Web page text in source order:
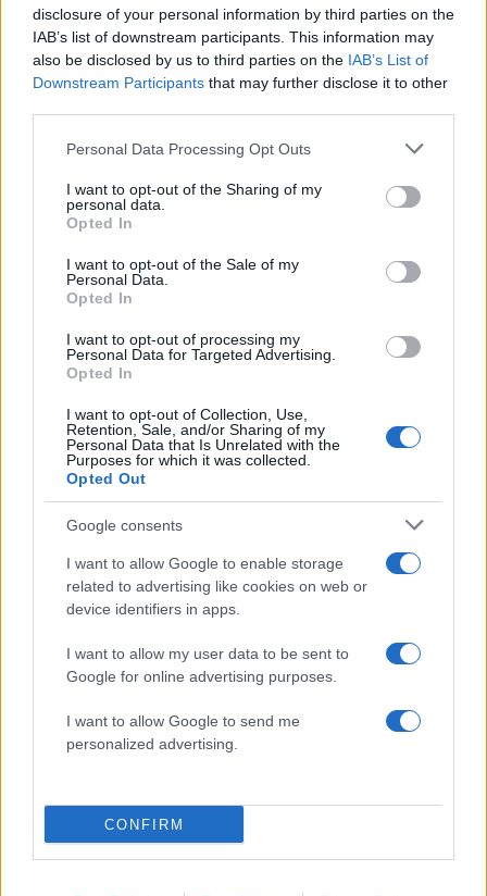
disclosure of your personal information by third parties on the
IAB’s list of downstream participants. This information may
also be disclosed by us to third parties on the IAB’s List of
Downstream Participants that may further disclose it to other
Please note that this website/app uses one or more Google
not limited to your visit or usage behaviour. You may click to
grant or deny consent to Google and its third-party tags to
use your data for below specified purposes in below Google
consent section.
Personal Data Processing Opt Outs
I want to opt-out of the Sharing of my
personal data.
Opted In
I want to opt-out of the Sale of my
Personal Data.
Opted In
I want to opt-out of processing my
Personal Data for Targeted Advertising.
Opted In
I want to opt-out of Collection, Use,
Retention, Sale, and/or Sharing of my
Personal Data that Is Unrelated with the
Purposes for which it was collected.
Opted Out
Google consents
I want to allow Google to enable storage
related to advertising like cookies on web or
device identifiers in apps.
I want to allow my user data to be sent to
Google for online advertising purposes.
I want to allow Google to send me
personalized advertising.
CONFIRM
Η δημοσίευση κοινοποιήθηκε από το χρήστη Eleonora Incardona
Το συγκεκριμένο σχόλιο ήρθε μετά από τις
φορούσε η Ικαρντόνα, την ώρα που εργαζόταν.
Εμφανίστηκε με ένα τολμηρό ιβουάρ μπουστάκι
στην τηλεοπτική κάλυψη του αγώνα ανάμεσα στη
Φλουμινένσε και την Αλ Χιλάλ, δημοσίευσε τις
Instagram κι έτσι προκάλεσε το “ξέσπασμα” της
Μακέρι.
Αν τα χάσατε